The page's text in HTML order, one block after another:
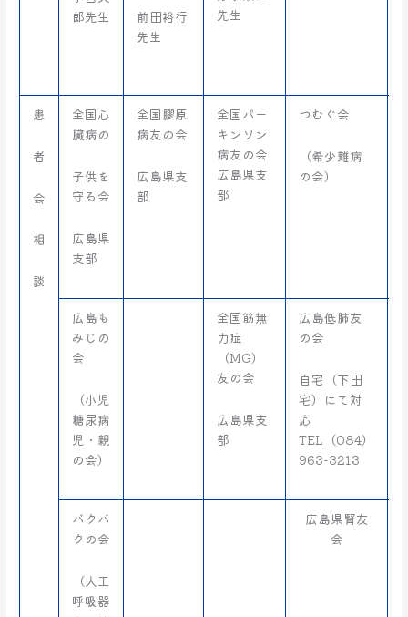
郎先生
前田裕行
先生
先生
患
者
会
相
談
全国心
臓病の
子供を
守る会
広島県
支部
全国膠原
病友の会
広島県支
部
全国パー
キンソン
病友の会
広島県支
部
つむぐ会
（希少難病
の会）
広島も
みじの
会
（小児
糖尿病
児・親
の会）
全国筋無
力症
（MG）
友の会
広島県支
部
広島低肺友
の会
自宅（下田
宅）にて対
応
TEL（084）
963-3213
バクバ
クの会
（人工
呼吸器
広島県腎友
会